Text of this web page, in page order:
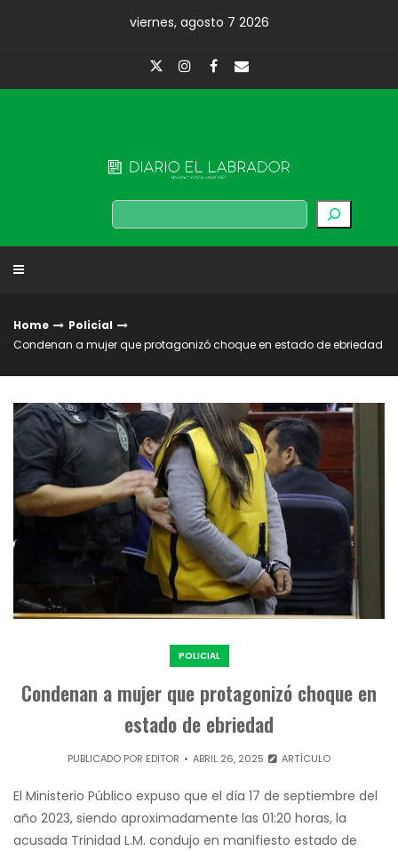
viernes, agosto 7 2026
Buscar
Home
Policial
Condenan a mujer que protagonizó choque en estado de ebriedad
POLICIAL
Condenan a mujer que protagonizó choque en
estado de ebriedad
PUBLICADO POR EDITOR ABRIL 26, 2025 ARTÍCULO
El Ministerio Público expuso que el día 17 de septiembre del
año 2023, siendo aproximadamente las 01:20 horas, la
acusada Trinidad L.M. condujo en manifiesto estado de